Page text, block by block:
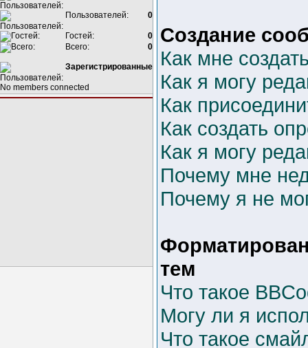
Пользователей: 0
Гостей:
0
Всего:
0
Зарегистрированные
No members connected
Создание
Как мне
Как я могу
Как
Как создать
Как я могу
Почему мне
Почему я не
тем
Что такое
Могу ли я
Что такое